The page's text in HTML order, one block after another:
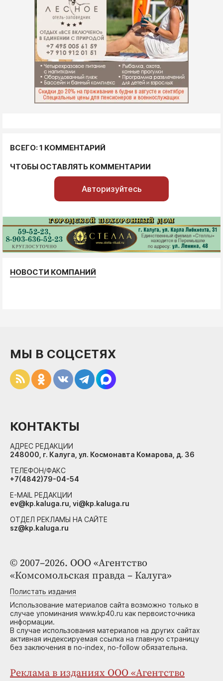
ВСЕГО: 1 КОММЕНТАРИЙ
ЧТОБЫ ОСТАВЛЯТЬ КОММЕНТАРИИ
Авторизуйтесь
НОВОСТИ КОМПАНИЙ
© 2007–2026. ООО «Агентство
«Комсомольская правда – Калуга»
Полистать издания
Использование материалов сайта возможно только в
случае упоминания www.kp40.ru как первоисточника
информации.
В случае использования материалов на других сайтах
активная индексируемая ссылка на главную страницу
без заключения в no-index, no-follow обязательна.
Реклама в изданиях ООО «Агентство
МЫ В СОЦСЕТЯХ
КОНТАКТЫ
АДРЕС РЕДАКЦИИ
248000, г. Калуга, ул. Космонавта Комарова, д. 36
ТЕЛЕФОН/ФАКС
+7(4842)79-04-54
E-MAIL РЕДАКЦИИ
ev@kp.kaluga.ru, vi@kp.kaluga.ru
ОТДЕЛ РЕКЛАМЫ НА САЙТЕ
sz@kp.kaluga.ru